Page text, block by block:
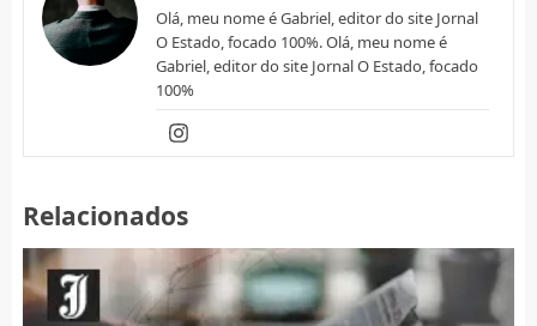
Olá, meu nome é Gabriel, editor do site Jornal
O Estado, focado 100%. Olá, meu nome é
Gabriel, editor do site Jornal O Estado, focado
100%
Relacionados